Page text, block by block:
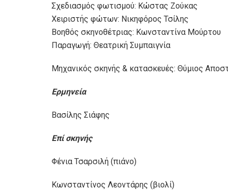
Σχεδιασμός φωτισμού: Κώστας Ζούκας
Χειριστής φώτων: Νικηφόρος Τσίλης
Βοηθός σκηνοθέτριας: Κωνσταντίνα Μούρτου
Παραγωγή: Θεατρική Συμπαιγνία
Μηχανικός σκηνής & κατασκευές: Θύμιος
Ερμηνεία
Βασίλης Σιάφης
Επί σκηνής
Φένια Τσαρσιλή (πιάνο)
Κωνσταντίνος Λεοντάρης (βιολί)